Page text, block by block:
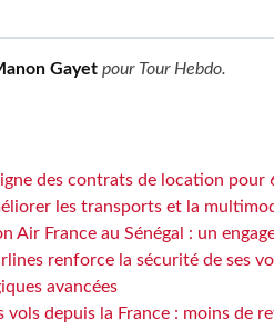
Gayetpour Tour Hebdo.
des contrats de location pour
les transports et la
Air France au Sénégal : un
renforce la sécurité de ses
avancées
vols depuis la France : moins de